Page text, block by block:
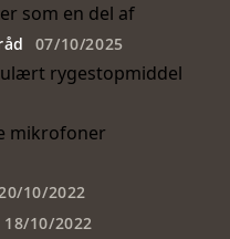
som en del af
07/10/2025
rygestopmiddel
mikrofoner
10/2022
18/10/2022